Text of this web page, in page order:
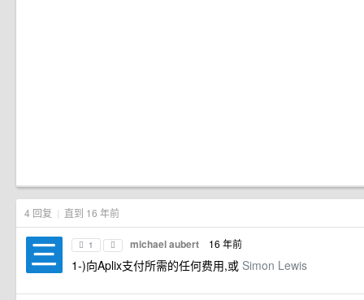
4 回复 | 直到 16 年前
1 michael aubert 16 年前
1-)向Aplix支付所需的任何费用,或 Simon Lewis